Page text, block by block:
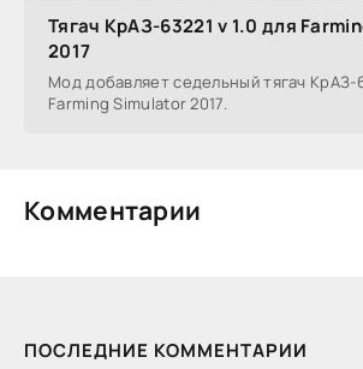
ПОСЛЕДНИЕ КОММЕНТАРИИ
Тягач КрАЗ-63221 v 1.0 для
2017
Мод добавляет седельный тягач КрАЗ-
Farming Simulator 2017.
Комментарии